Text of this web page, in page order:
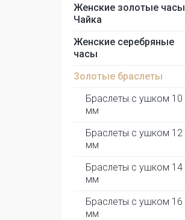
Женские золотые часы
Чайка
Женские серебряные
часы
Золотые браслеты
Браслеты с ушком 10
мм
Браслеты с ушком 12
мм
Браслеты с ушком 14
мм
Браслеты с ушком 16
мм